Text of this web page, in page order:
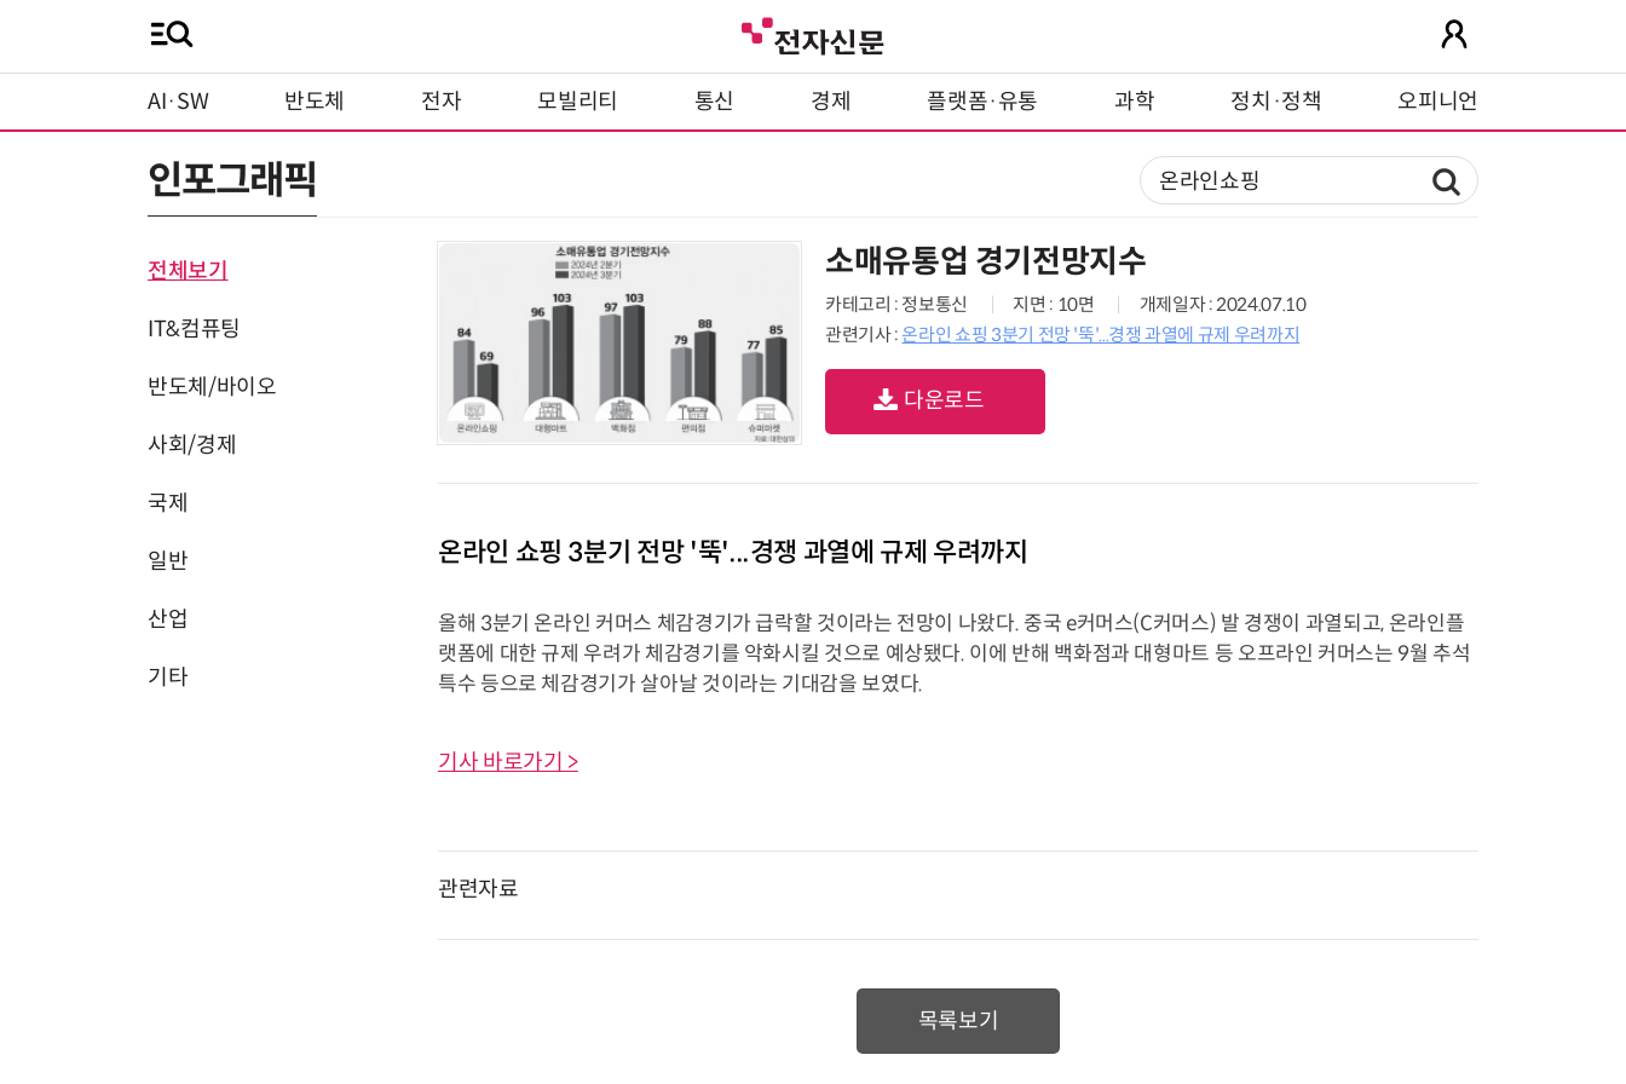
AI·SW 반도체 전자 모빌리티 통신 경제 플랫폼·유통 과학 정치·정책 오피니언
인포그래픽
전체보기
IT&컴퓨팅
반도체/바이오
사회/경제
국제
일반
산업
기타
소매유통업 경기전망지수
카테고리 : 정보통신 지면 : 10면
개제일자 : 2024.07.10
관련기사 :온라인 쇼핑 3분기 전망 '뚝'...경쟁 과열에 규제 우려까지
다운로드
온라인 쇼핑 3분기 전망 '뚝'...경쟁 과열에 규제 우려까지
올해 3분기 온라인 커머스 체감경기가 급락할 것이라는 전망이 나왔다. 중국 e커머스(C커머스) 발 경쟁이 과열되고, 온라인플
랫폼에 대한 규제 우려가 체감경기를 악화시킬 것으로 예상됐다. 이에 반해 백화점과 대형마트 등 오프라인 커머스는 9월 추석
특수 등으로 체감경기가 살아날 것이라는 기대감을 보였다.
기사 바로가기 >
관련자료
목록보기